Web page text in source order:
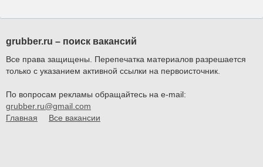
grubber.ru – поиск вакансий
Все права защищены. Перепечатка материалов разрешается
только с указанием активной ссылки на первоисточник.
По вопросам рекламы обращайтесь на e-mail:
grubber.ru@gmail.com
Главная
Все вакансии